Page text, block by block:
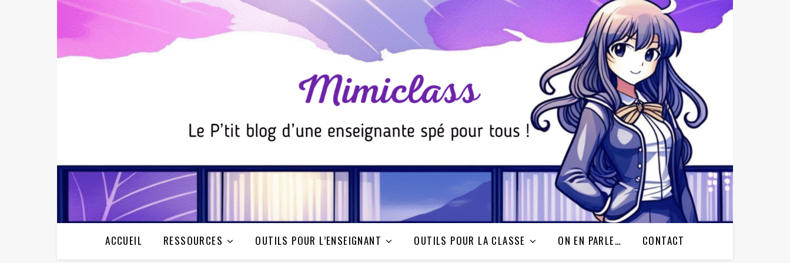
ACCUEIL RESSOURCES OUTILS POUR L’ENSEIGNANT OUTILS POUR LA CLASSE ON EN PARLE… CONTACT